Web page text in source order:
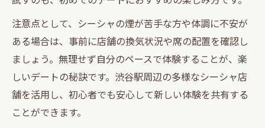
法
朝まで使えるシーシャでゆっくり会話を満喫
朝まで営業のシーシャで終電後も会話が弾
む理由
深夜も渋谷シーシャでゆったり過ごす大人
注意点として、シーシャの煙が苦手な方や体調に不安が
ある場合は、事前に店舗の換気状況や席の配置を確認し
ましょう。無理せず自分のペースで体験することが、楽
しいデートの秘訣です。渋谷駅周辺の多様なシーシャ店
舗を活用し、初心者でも安心して新しい体験を共有する
ことができます。